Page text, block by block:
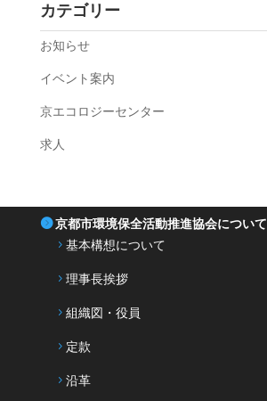
カテゴリー
お知らせ
イベント案内
京エコロジーセンター
求人
京都市環境保全活動推進協会について
基本構想について
理事長挨拶
組織図・役員
定款
沿革